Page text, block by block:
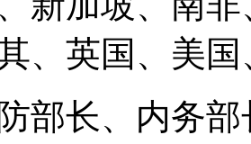
、英国、美
部长、内务